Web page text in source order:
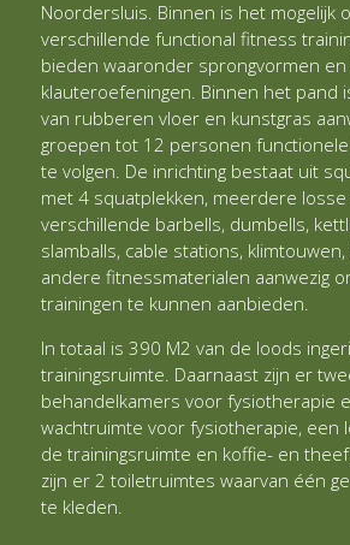
Noordersluis. Binnen is het mogelijk
verschillende functional fitness
bieden waaronder sprongvormen en
klauteroefeningen. Binnen het pand
van rubberen vloer en kunstgras
groepen tot 12 personen
te volgen. De inrichting bestaat uit
met 4 squatplekken, meerdere
verschillende barbells, dumbells,
slamballs, cable stations,
andere fitnessmaterialen aanwezig
trainingen te kunnen aanbieden.
In totaal is 390 M2 van de loods
trainingsruimte. Daarnaast zijn er
behandelkamers voor fysiotherapie
wachtruimte voor fysiotherapie, een
de trainingsruimte en koffie- en
zijn er 2 toiletruimtes waarvan één
te kleden.